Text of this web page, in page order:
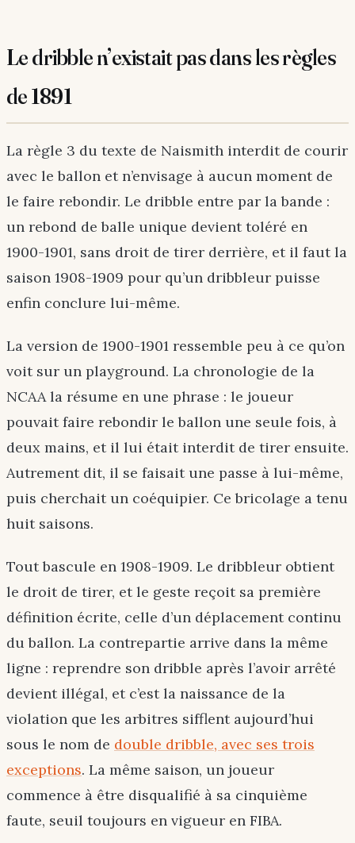
Le dribble n’existait pas dans les règles
de 1891
La règle 3 du texte de Naismith interdit de courir
avec le ballon et n’envisage à aucun moment de
le faire rebondir. Le dribble entre par la bande :
un rebond de balle unique devient toléré en
1900-1901, sans droit de tirer derrière, et il faut la
saison 1908-1909 pour qu’un dribbleur puisse
enfin conclure lui-même.
La version de 1900-1901 ressemble peu à ce qu’on
voit sur un playground. La chronologie de la
NCAA la résume en une phrase : le joueur
pouvait faire rebondir le ballon une seule fois, à
deux mains, et il lui était interdit de tirer ensuite.
Autrement dit, il se faisait une passe à lui-même,
puis cherchait un coéquipier. Ce bricolage a tenu
huit saisons.
Tout bascule en 1908-1909. Le dribbleur obtient
le droit de tirer, et le geste reçoit sa première
définition écrite, celle d’un déplacement continu
du ballon. La contrepartie arrive dans la même
ligne : reprendre son dribble après l’avoir arrêté
devient illégal, et c’est la naissance de la
violation que les arbitres sifflent aujourd’hui
sous le nom de double dribble, avec ses trois
exceptions. La même saison, un joueur
commence à être disqualifié à sa cinquième
faute, seuil toujours en vigueur en FIBA.